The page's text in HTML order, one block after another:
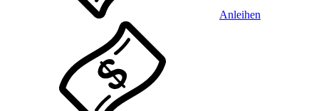
Anleihen